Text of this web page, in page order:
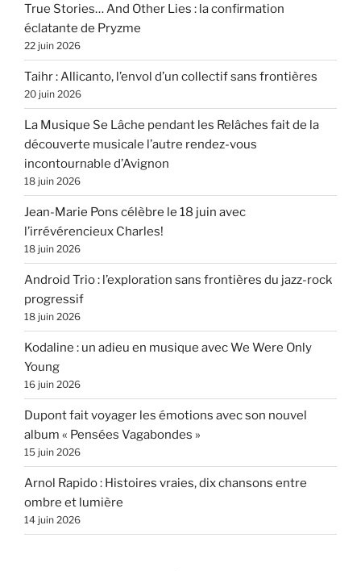
True Stories… And Other Lies : la confirmation
éclatante de Pryzme
22 juin 2026
Taihr : Allicanto, l’envol d’un collectif sans frontières
20 juin 2026
La Musique Se Lâche pendant les Relâches fait de la
découverte musicale l’autre rendez-vous
incontournable d’Avignon
18 juin 2026
Jean-Marie Pons célèbre le 18 juin avec
l’irrévérencieux Charles!
18 juin 2026
Android Trio : l’exploration sans frontières du jazz-rock
progressif
18 juin 2026
Kodaline : un adieu en musique avec We Were Only
Young
16 juin 2026
Dupont fait voyager les émotions avec son nouvel
album « Pensées Vagabondes »
15 juin 2026
Arnol Rapido : Histoires vraies, dix chansons entre
ombre et lumière
14 juin 2026